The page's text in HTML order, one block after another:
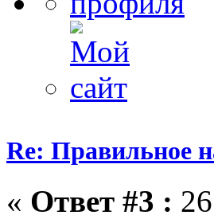
Re: Правильное
« Ответ #3 :